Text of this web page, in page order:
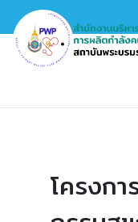
โครงก